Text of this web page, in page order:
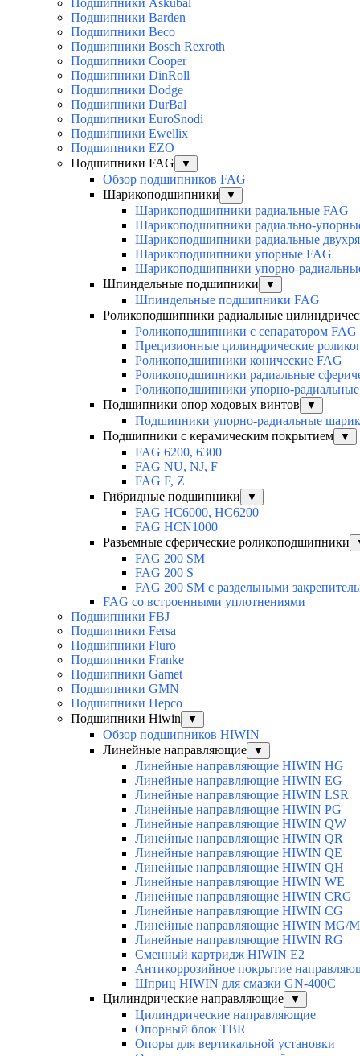
Подшипники Barden
Подшипники Beco
Подшипники Bosch Rexroth
Подшипники Cooper
Подшипники DinRoll
Подшипники Dodge
Подшипники DurBal
Подшипники EuroSnodi
Подшипники Ewellix
Подшипники EZO
Подшипники FAG
▼
Обзор подшипников FAG
Шарикоподшипники
▼
Шарикоподшипники радиальные FAG
Шарикоподшипники радиально-
Шарикоподшипники радиальные
Шарикоподшипники упорные FAG
Шарикоподшипники упорно-
Шпиндельные подшипники
▼
Шпиндельные подшипники FAG
Роликоподшипники радиальные
Роликоподшипники с сепаратором FAG
Прецизионные цилиндрические
Роликоподшипники конические FAG
Роликоподшипники радиальные
Роликоподшипники упорно-
Подшипники опор ходовых винтов
▼
Подшипники упорно-радиальные
Подшипники с керамическим покрытием
▼
FAG 6200, 6300
FAG NU, NJ, F
FAG F, Z
Гибридные подшипники
▼
FAG HC6000, HC6200
FAG HCN1000
Разъемные сферические роликоподшипники
FAG 200 SM
FAG 200 S
FAG 200 SM с раздельными
FAG со встроенными уплотнениями
Подшипники FBJ
Подшипники Fersa
Подшипники Fluro
Подшипники Franke
Подшипники Gamet
Подшипники GMN
Подшипники Hepco
Подшипники Hiwin
▼
Обзор подшипников HIWIN
Линейные направляющие
▼
Линейные направляющие HIWIN HG
Линейные направляющие HIWIN EG
Линейные направляющие HIWIN LSR
Линейные направляющие HIWIN PG
Линейные направляющие HIWIN QW
Линейные направляющие HIWIN QR
Линейные направляющие HIWIN QE
Линейные направляющие HIWIN QH
Линейные направляющие HIWIN WE
Линейные направляющие HIWIN CRG
Линейные направляющие HIWIN CG
Линейные направляющие HIWIN MG/
Линейные направляющие HIWIN RG
Сменный картридж HIWIN E2
Антикоррозийное покрытие
Шприц HIWIN для смазки GN-400C
Цилиндрические направляющие
▼
Цилиндрические направляющие
Опорный блок TBR
Опоры для вертикальной установки